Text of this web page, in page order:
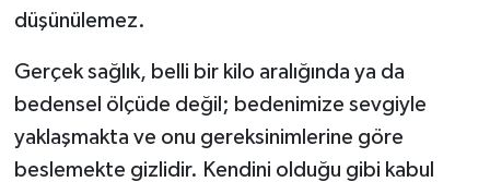
düşünülemez.
Gerçek sağlık, belli bir kilo aralığında ya da
bedensel ölçüde değil; bedenimize sevgiyle
yaklaşmakta ve onu gereksinimlerine göre
beslemekte gizlidir. Kendini olduğu gibi kabul